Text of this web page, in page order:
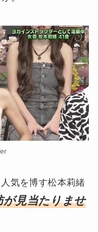
気を博す松本莉緒
が見当たりませ